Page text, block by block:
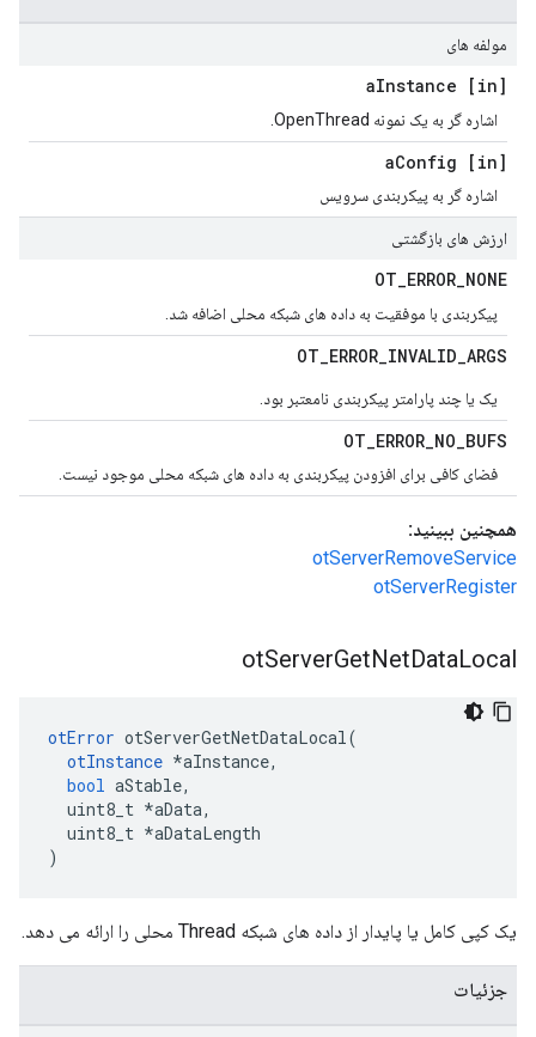
مولفه های
[in] a
Instance
اشاره گر به یک نمونه OpenThread.
[in] a
Config
اشاره گر به پیکربندی سرویس
ارزش های بازگشتی
OT_ERROR_NONE
پیکربندی با موفقیت به داده های شبکه محلی اضافه شد.
OT_ERROR_INVALID_ARGS
یک یا چند پارامتر پیکربندی نامعتبر بود.
OT_ERROR_NO_BUFS
فضای کافی برای افزودن پیکربندی به داده های شبکه محلی موجود نیست.
همچنین ببینید:
otServerRemoveService
otServerRegister
otServerGetNetDataLocal
otError otServerGetNetDataLocal(
otInstance *aInstance,
bool aStable,
uint8_t *aData,
uint8_t *aDataLength
)
یک کپی کامل یا پایدار از داده های شبکه Thread محلی را ارائه می دهد.
جزئیات